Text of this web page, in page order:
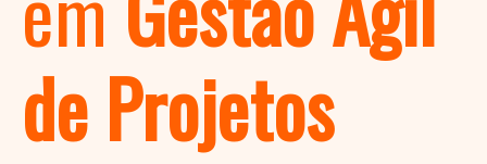
de Projetos